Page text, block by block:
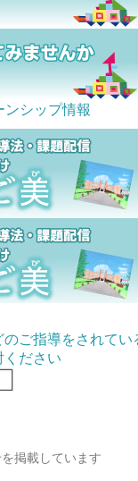
ンシップ情報
ご指導をされてい
ください
掲載しています